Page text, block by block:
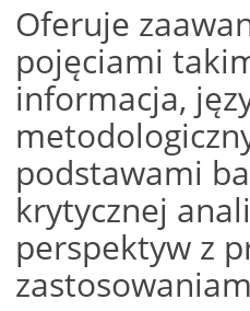
Oferuje
pojęciami
informacja,
podstawami
krytycznej
perspektyw z